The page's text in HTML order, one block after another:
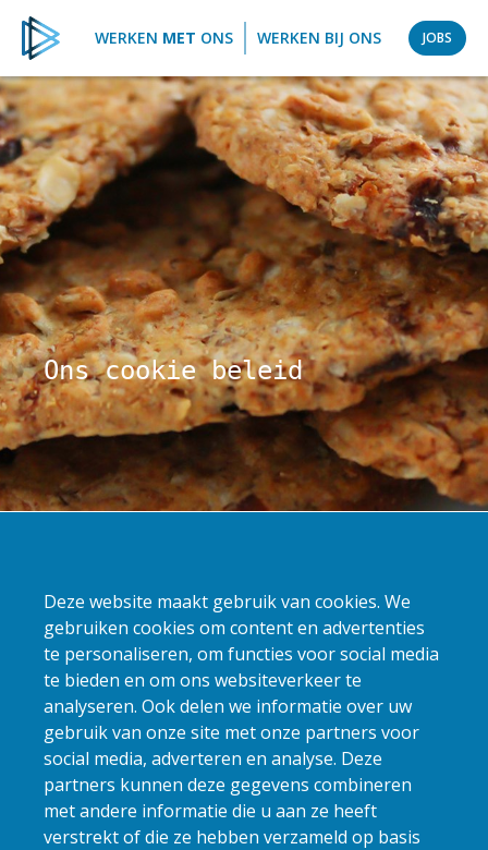
WERKEN MET ONS WERKEN BIJ ONS JOBS
Ons cookie beleid
Deze website maakt gebruik van cookies. We
gebruiken cookies om content en advertenties
te personaliseren, om functies voor social media
te bieden en om ons websiteverkeer te
analyseren. Ook delen we informatie over uw
gebruik van onze site met onze partners voor
social media, adverteren en analyse. Deze
partners kunnen deze gegevens combineren
met andere informatie die u aan ze heeft
verstrekt of die ze hebben verzameld op basis